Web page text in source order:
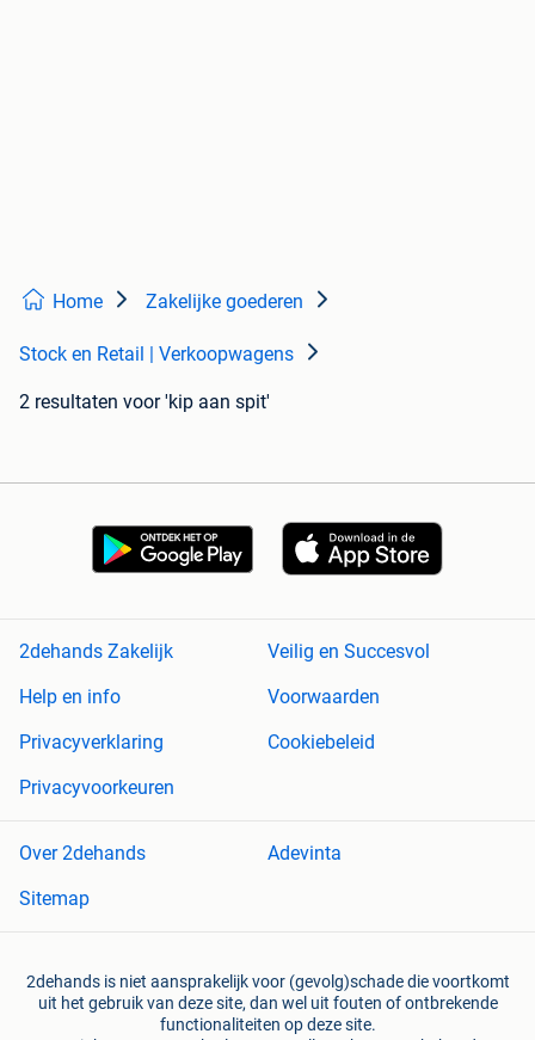
Home Zakelijke goederen
Stock en Retail | Verkoopwagens
2 resultaten voor 'kip aan spit'
2dehands Zakelijk
Veilig en Succesvol
Help en info
Voorwaarden
Privacyverklaring
Cookiebeleid
Privacyvoorkeuren
Over 2dehands
Adevinta
Sitemap
2dehands is niet aansprakelijk voor (gevolg)schade die voortkomt
uit het gebruik van deze site, dan wel uit fouten of ontbrekende
functionaliteiten op deze site.